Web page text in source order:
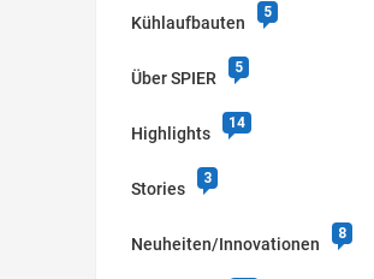
Kühlaufbauten
5
Über SPIER
5
Highlights
14
Stories
3
Neuheiten/Innovationen
8